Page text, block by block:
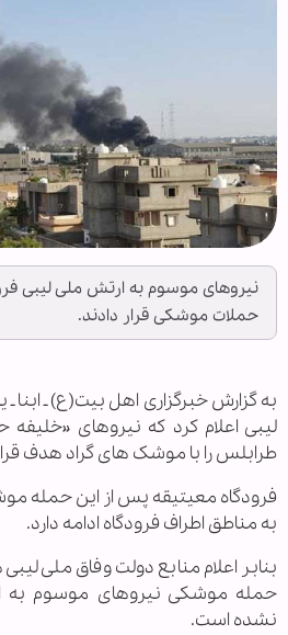
نیروهای موسوم به ارتش ملی لیبی
حملات موشکی قرار دادند.
به گزارش خبرگزاری اهل بیت(ع) ـ ابنا
لیبی اعلام کرد که نیروهای «خلیفه
طرابلس را با موشک های گراد هدف
فرودگاه معیتیقه پس از این حمله
به مناطق اطراف فرودگاه ادامه دارد.
بنابر اعلام منابع دولت وفاق ملی
حمله موشکی نیروهای موسوم
نشده است.